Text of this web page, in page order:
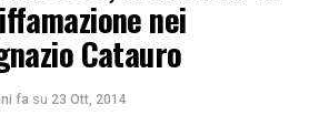
nei
Catauro
fa su 23 Ott, 2014